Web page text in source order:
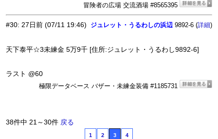
冒険者の広場 交流酒場 #8565395
#30: 27日前 (07/11 19:46) ジュレット・うるわしの浜辺 9892-6 (詳細)
天下泰平☆3未練金 5万9千 [住所:ジュレット・うるわし9892-6]
ラスト @60
極限データベース バザー・未練金装備 #1185731
38件中 21～30件 戻る
1 2 3 4